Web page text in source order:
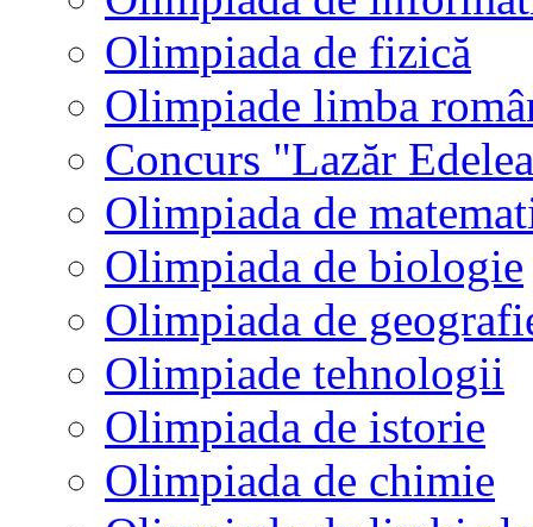
Olimpiada de fizică
Olimpiade limba
Concurs "Lazăr
Olimpiada de
Olimpiada de biologie
Olimpiada de
Olimpiade tehnologii
Olimpiada de istorie
Olimpiada de chimie